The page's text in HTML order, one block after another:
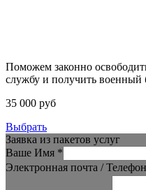
Поможем законно
службу и получить военный
35 000 руб
Выбрать
Заявка из пакетов услуг
Ваше Имя *
Электронная почта / Телефон